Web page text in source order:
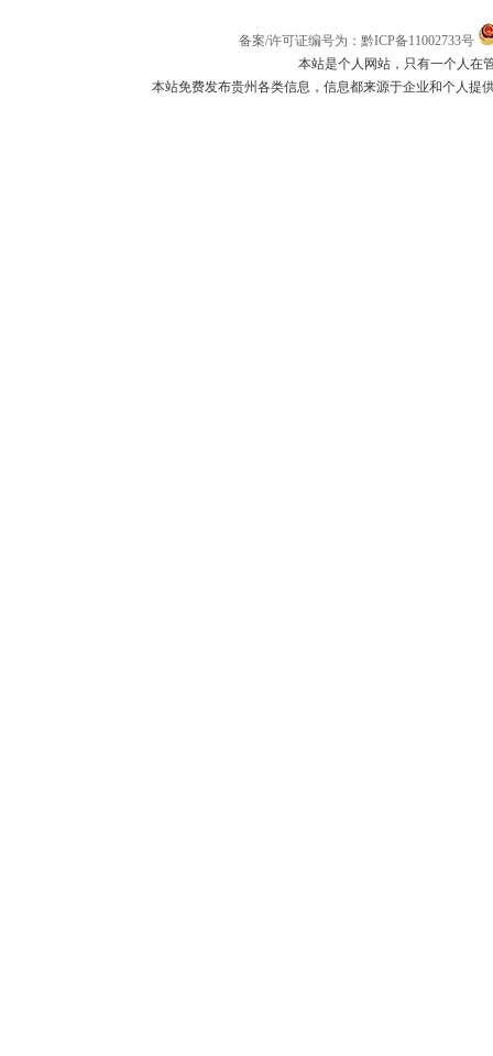
备案/许可证编号为：黔ICP备11002733号
本站是个人网站，只有一个人在
本站免费发布贵州各类信息，信息都来源于企业和个人提